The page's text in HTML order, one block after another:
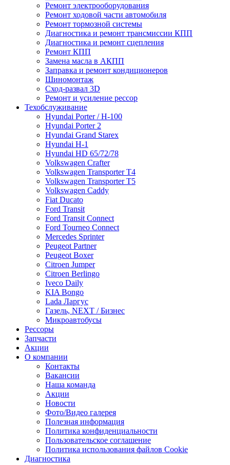
Ремонт электрооборудования
Ремонт ходовой части автомобиля
Ремонт тормозной системы
Диагностика и ремонт трансмиссии КПП
Диагностика и ремонт сцепления
Ремонт КПП
Замена масла в АКПП
Заправка и ремонт кондиционеров
Шиномонтаж
Сход-развал 3D
Ремонт и усиление рессор
Техобслуживание
Hyundai Porter / H-100
Hyundai Porter 2
Hyundai Grand Starex
Hyundai H-1
Hyundai HD 65/72/78
Volkswagen Crafter
Volkswagen Transporter T4
Volkswagen Transporter T5
Volkswagen Caddy
Fiat Ducato
Ford Transit
Ford Transit Connect
Ford Tourneo Connect
Mercedes Sprinter
Peugeot Partner
Peugeot Boxer
Citroen Jumper
Citroen Berlingo
Iveco Daily
KIA Bongo
Lada Ларгус
Газель, NEXT / Бизнес
Микроавтобусы
Рессоры
Запчасти
Акции
О компании
Контакты
Вакансии
Наша команда
Акции
Новости
Фото/Видео галерея
Полезная информация
Политика конфиденциальности
Пользовательское соглашение
Политика использования файлов Cookie
Диагностика